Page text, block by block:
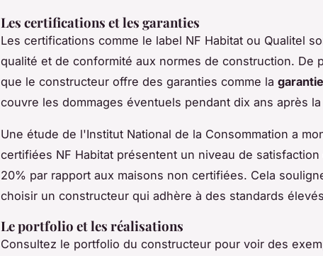
Les certifications et les garanties
Les certifications comme le label NF Habitat ou Qualitel
qualité et de conformité aux normes de construction. De
que le constructeur offre des garanties comme la
couvre les dommages éventuels pendant dix ans après
Une étude de l'Institut National de la Consommation a
certifiées NF Habitat présentent un niveau de
20% par rapport aux maisons non certifiées. Cela
choisir un constructeur qui adhère à des standards
Le portfolio et les réalisations
Consultez le portfolio du constructeur pour voir des